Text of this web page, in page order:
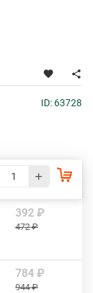
ID: 63728
392 ₽
472 ₽
784 ₽
944 ₽